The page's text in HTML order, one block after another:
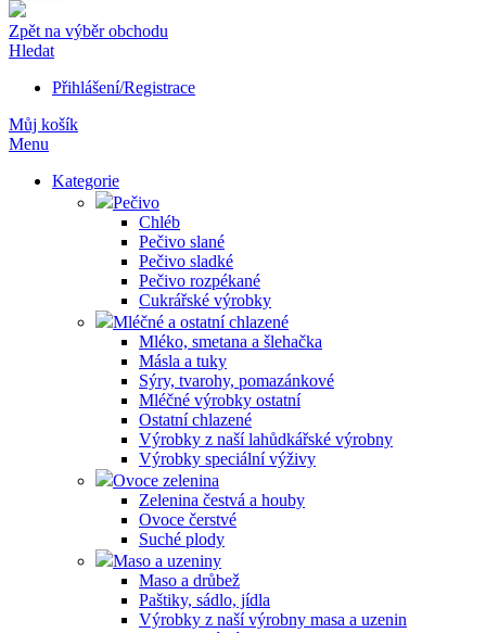
Zpět na výběr obchodu
Hledat
Přihlášení/Registrace
Můj košík
Menu
Kategorie
Pečivo
Chléb
Pečivo slané
Pečivo sladké
Pečivo rozpékané
Cukrářské výrobky
Mléčné a ostatní chlazené
Mléko, smetana a šlehačka
Másla a tuky
Sýry, tvarohy, pomazánkové
Mléčné výrobky ostatní
Ostatní chlazené
Výrobky z naší lahůdkářské výrobny
Výrobky speciální výživy
Ovoce zelenina
Zelenina čestvá a houby
Ovoce čerstvé
Suché plody
Maso a uzeniny
Maso a drůbež
Paštiky, sádlo, jídla
Výrobky z naší výrobny masa a uzenin